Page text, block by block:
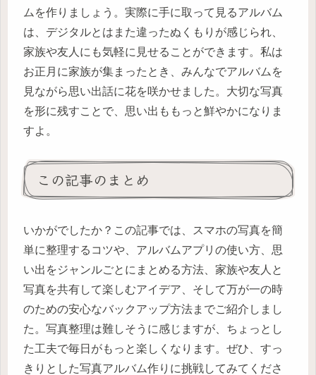
ムを作りましょう。実際に手に取って見るアルバム
は、デジタルとはまた違ったぬくもりが感じられ、
家族や友人にも気軽に見せることができます。私は
お正月に家族が集まったとき、みんなでアルバムを
見ながら思い出話に花を咲かせました。大切な写真
を形に残すことで、思い出ももっと鮮やかになりま
すよ。
この記事のまとめ
いかがでしたか？この記事では、スマホの写真を簡
単に整理するコツや、アルバムアプリの使い方、思
い出をジャンルごとにまとめる方法、家族や友人と
写真を共有して楽しむアイデア、そして万が一の時
のための安心なバックアップ方法までご紹介しまし
た。写真整理は難しそうに感じますが、ちょっとし
た工夫で毎日がもっと楽しくなります。ぜひ、すっ
きりとした写真アルバム作りに挑戦してみてくださ